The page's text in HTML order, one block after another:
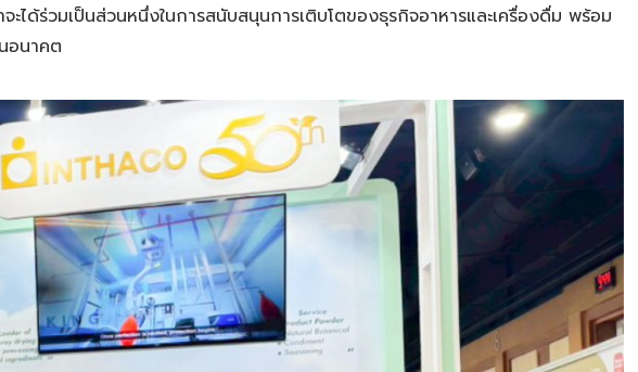
ด้ร่วมเป็นส่วนหนึ่งในการสนับสนุนการเติบโตของธุรกิจอาหารและเครื่องดื่ม พร้อม
อนาคต